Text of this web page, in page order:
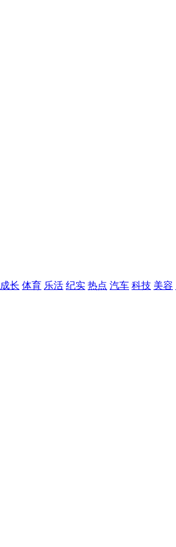
成长 体育 乐活 纪实 热点 汽车 科技 美容